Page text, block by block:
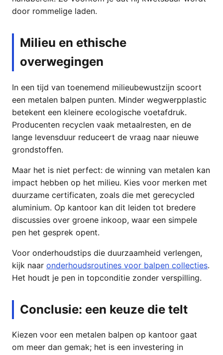
door rommelige laden.
Milieu en ethische
overwegingen
In een tijd van toenemend milieubewustzijn scoort
een metalen balpen punten. Minder wegwerpplastic
betekent een kleinere ecologische voetafdruk.
Producenten recyclen vaak metaalresten, en de
lange levensduur reduceert de vraag naar nieuwe
grondstoffen.
Maar het is niet perfect: de winning van metalen kan
impact hebben op het milieu. Kies voor merken met
duurzame certificaten, zoals die met gerecycled
aluminium. Op kantoor kan dit leiden tot bredere
discussies over groene inkoop, waar een simpele
pen het gesprek opent.
Voor onderhoudstips die duurzaamheid verlengen,
kijk naar onderhoudsroutines voor balpen collecties.
Het houdt je pen in topconditie zonder verspilling.
Conclusie: een keuze die telt
Kiezen voor een metalen balpen op kantoor gaat
om meer dan gemak; het is een investering in